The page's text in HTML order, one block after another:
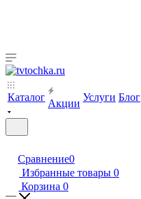
Каталог
Акции
Услуги Блог
Сравнение0
Избранные товары 0
Корзина 0